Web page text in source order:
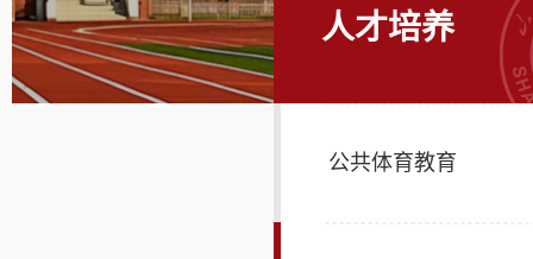
人才培养
公共体育教育